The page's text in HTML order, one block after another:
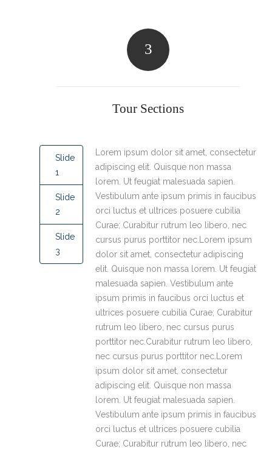
3
Tour Sections
Slide
1
Slide
2
Slide
3
Lorem ipsum dolor sit amet, consectetur
adipiscing elit. Quisque non massa
lorem. Ut feugiat malesuada sapien.
Vestibulum ante ipsum primis in faucibus
orci luctus et ultrices posuere cubilia
Curae; Curabitur rutrum leo libero, nec
cursus purus porttitor nec.Lorem ipsum
dolor sit amet, consectetur adipiscing
elit. Quisque non massa lorem. Ut feugiat
malesuada sapien. Vestibulum ante
ipsum primis in faucibus orci luctus et
ultrices posuere cubilia Curae; Curabitur
rutrum leo libero, nec cursus purus
porttitor nec.Curabitur rutrum leo libero,
nec cursus purus porttitor nec.Lorem
ipsum dolor sit amet, consectetur
adipiscing elit. Quisque non massa
lorem. Ut feugiat malesuada sapien.
Vestibulum ante ipsum primis in faucibus
orci luctus et ultrices posuere cubilia
Curae; Curabitur rutrum leo libero, nec